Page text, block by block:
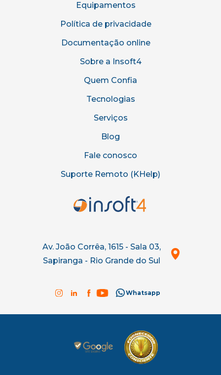
Equipamentos
Política de privacidade
Documentação online
Sobre a Insoft4
Quem Confia
Tecnologias
Serviços
Blog
Fale conosco
Suporte Remoto (KHelp)
Av. João Corrêa, 1615 - Sala 03,
Sapiranga - Rio Grande do Sul
Whatsapp